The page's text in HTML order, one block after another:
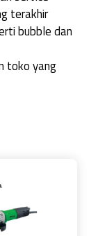
terakhir
bubble dan
toko yang